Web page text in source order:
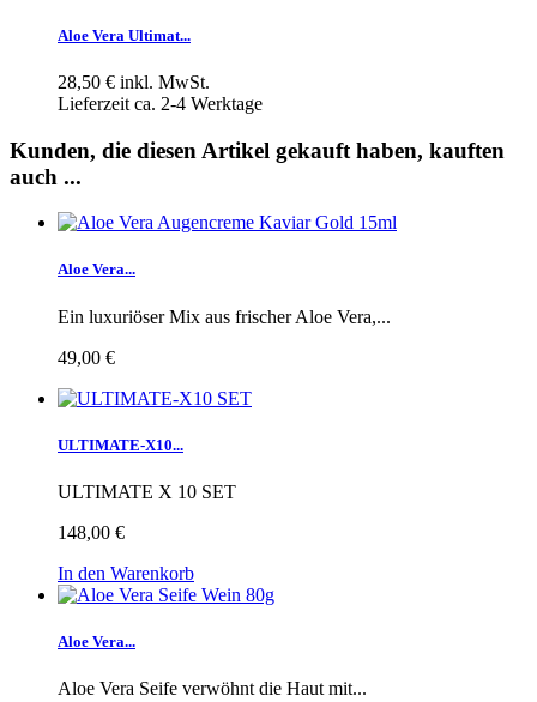
Aloe Vera Ultimat...
28,50 € inkl. MwSt.
Lieferzeit ca. 2-4 Werktage
Kunden, die diesen Artikel gekauft haben, kauften
auch ...
Aloe Vera...
Ein luxuriöser Mix aus frischer Aloe Vera,...
49,00 €
ULTIMATE-X10...
ULTIMATE X 10 SET
148,00 €
In den Warenkorb
Aloe Vera...
Aloe Vera Seife verwöhnt die Haut mit...